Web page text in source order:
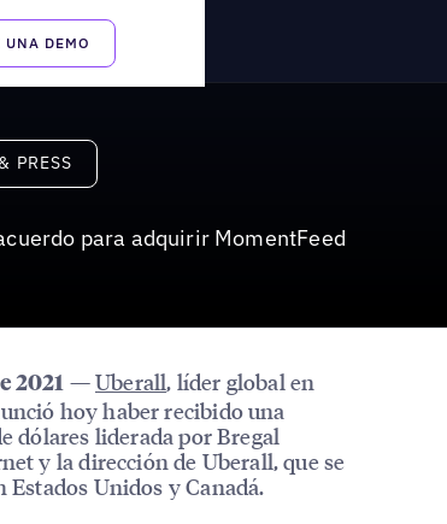
UNA DEMO
News & Press
PRESS
para adquirir MomentFeed
2021 —Uberall, líder global en
hoy haber recibido una
dólares liderada por Bregal
y la dirección de Uberall, que se
Unidos y Canadá.